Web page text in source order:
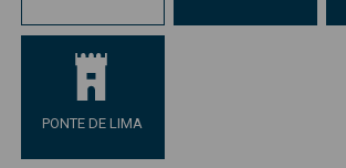
PONTE DE LIMA